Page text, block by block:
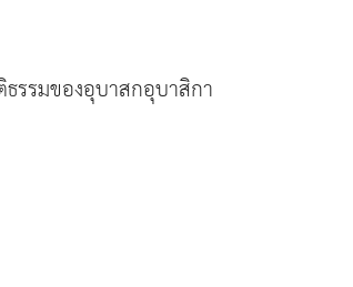
รรมของอุบาสกอุบาสิกา